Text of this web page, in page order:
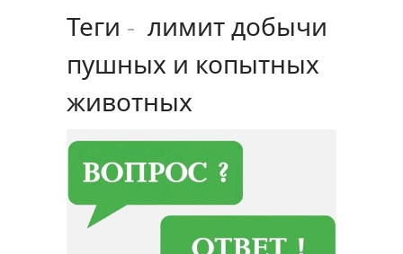
Теги - лимит добычи
пушных и копытных
животных